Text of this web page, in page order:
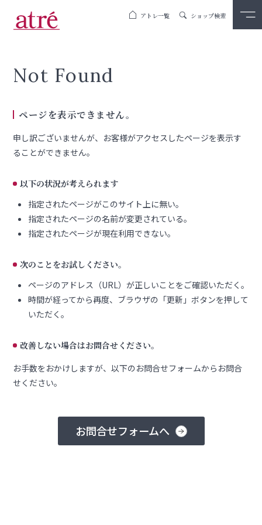
アトレ一覧 ショップ検索
Not Found
ページを表示できません。
申し訳ございませんが、お客様がアクセスしたページを表示す
ることができません。
以下の状況が考えられます
指定されたページがこのサイト上に無い。
指定されたページの名前が変更されている。
指定されたページが現在利用できない。
次のことをお試しください。
ページのアドレス（URL）が正しいことをご確認いただく。
時間が経ってから再度、ブラウザの「更新」ボタンを押して
いただく。
改善しない場合はお問合せください。
お手数をおかけしますが、以下のお問合せフォームからお問合
せください。
お問合せフォームへ